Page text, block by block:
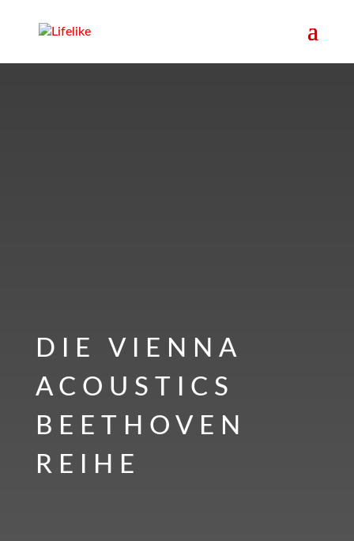
DIE VIENNA
ACOUSTICS
BEETHOVEN
REIHE